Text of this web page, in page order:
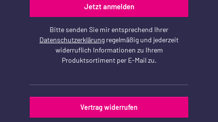
Jetzt anmelden
Bitte senden Sie mir entsprechend Ihrer
Datenschutzerklärung regelmäßig und jederzeit
widerruflich Informationen zu Ihrem
Produktsortiment per E-Mail zu.
Vertrag widerrufen